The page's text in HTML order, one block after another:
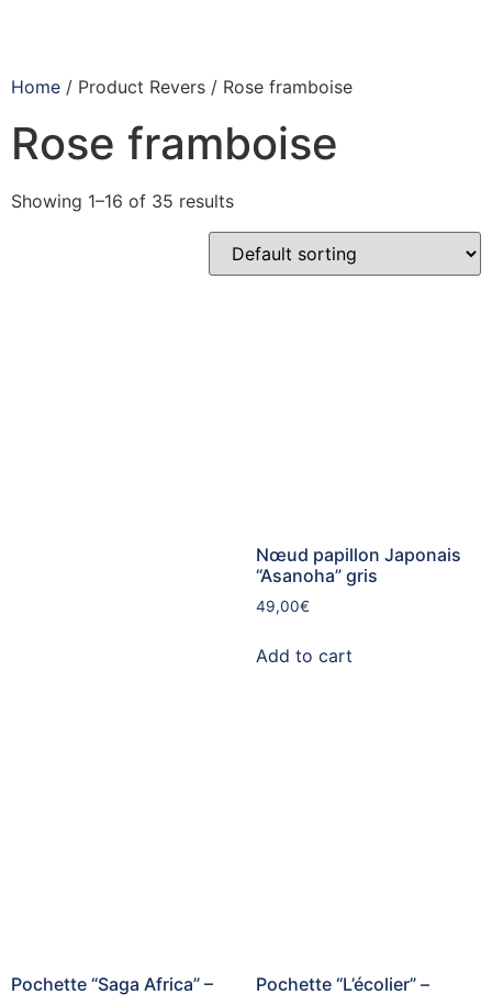
Home / Product Revers / Rose framboise
Rose framboise
Showing 1–16 of 35 results
Nœud papillon Japonais
“Asanoha” gris
49,00€
Add to cart
Pochette “Saga Africa” –
Pochette “L’écolier” –